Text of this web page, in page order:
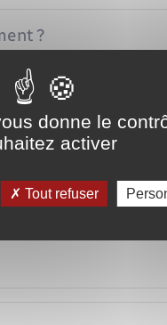
?
?
donne le
activer
Tout refuser